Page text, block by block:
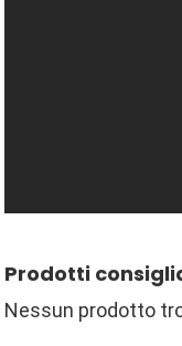
Prodotti
Nessun prodotto